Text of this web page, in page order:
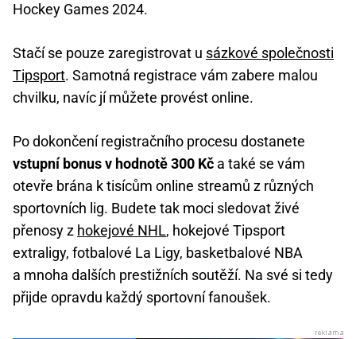
Hockey Games 2024.
Stačí se pouze zaregistrovat u sázkové společnosti
Tipsport. Samotná registrace vám zabere malou
chvilku, navíc jí můžete provést online.
Po dokončení registračního procesu dostanete
vstupní bonus v hodnotě 300 Kč a také se vám
otevře brána k tisícům online streamů z různých
sportovních lig. Budete tak moci sledovat živé
přenosy z hokejové NHL, hokejové Tipsport
extraligy, fotbalové La Ligy, basketbalové NBA
a mnoha dalších prestižních soutěží. Na své si tedy
přijde opravdu každý sportovní fanoušek.